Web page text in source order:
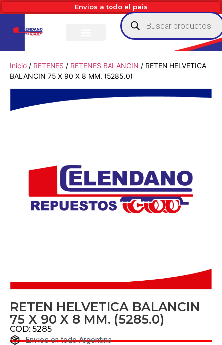
Envios a todo el pais
Inicio / RETENES / RETENES BALANCIN / RETEN HELVETICA
BALANCIN 75 X 90 X 8 MM. (5285.0)
RETEN HELVETICA BALANCIN
75 X 90 X 8 MM. (5285.0)
COD: 5285
Envios en todo Argentina